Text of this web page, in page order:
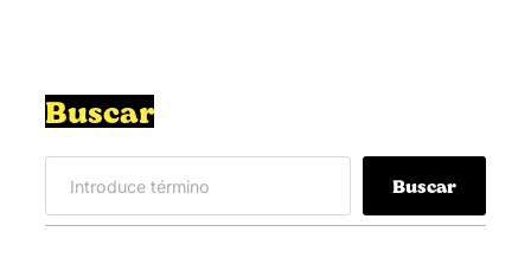
Buscar
a
Buscar